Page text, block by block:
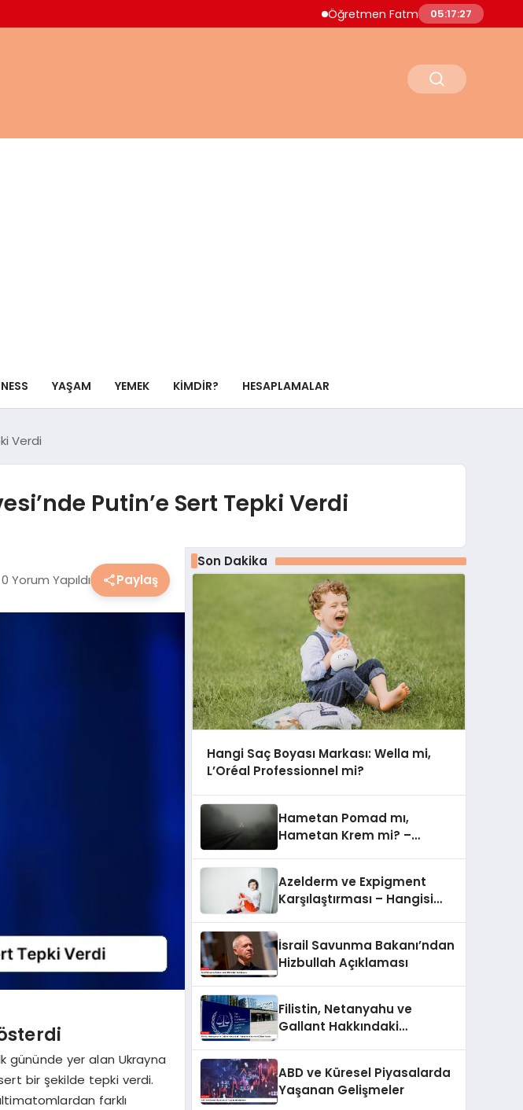
Öğretmen Fatma Nur Çelik Cinayetinde
05:17:28
YAŞAM YEMEK KIMDIR? HESAPLAMALAR
Verdi
Putin’e Sert Tepki Verdi
0 Yorum Yapıldı Paylaş
gününde yer alan Ukrayna
bir şekilde tepki verdi.
farklı
Son Dakika
Hangi Saç Boyası Markası: Wella mi,
L’Oréal Professionnel mi?
Hametan Pomad mı,
Hametan Krem mi? –
Azelderm ve Expigment
Karşılaştırması – Hangisi
İsrail Savunma Bakanı’ndan
Hizbullah Açıklaması
Filistin, Netanyahu ve
Gallant Hakkındaki
ABD ve Küresel Piyasalarda
Yaşanan Gelişmeler